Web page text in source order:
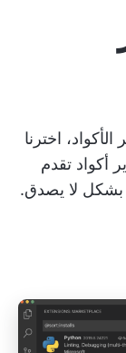
اخترنا
برامج تحرير أكواد تقدم
بشكل لا يصدق.